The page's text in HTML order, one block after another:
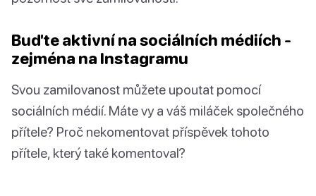
Buďte aktivní na sociálních médiích -
zejména na Instagramu
Svou zamilovanost můžete upoutat pomocí
sociálních médií. Máte vy a váš miláček společného
přítele? Proč nekomentovat příspěvek tohoto
přítele, který také komentoval?